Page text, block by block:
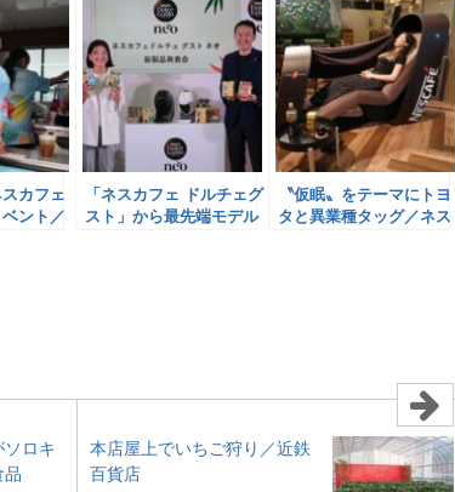
カフェ
ント／
「ネスカフェ ドルチェグ
スト」から最先端モデル
〝仮眠〟をテーマにトヨ
タと異業種タッグ／ネス
ロキ
品
本店屋上でいちご狩り／近鉄
百貨店